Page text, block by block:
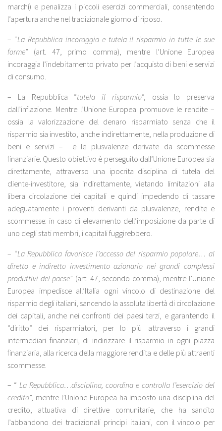
marchi) e penalizza i piccoli esercizi commerciali, consentendo
l’apertura anche nel tradizionale giorno di riposo.
– “La Repubblica incoraggia e tutela il risparmio in tutte le sue
forme” (art. 47, primo comma), mentre l’Unione Europea
incoraggia l’indebitamento privato per l’acquisto di beni e servizi
di consumo.
– La Repubblica “tutela il risparmio”, ossia lo preserva
dall’inflazione. Mentre l’Unione Europea promuove le rendite –
ossia la valorizzazione del denaro risparmiato senza che il
risparmio sia investito, anche indirettamente, nella produzione di
beni e servizi – e le plusvalenze derivate da scommesse
finanziarie. Questo obiettivo è perseguito dall’Unione Europea sia
direttamente, attraverso una ipocrita disciplina di tutela del
cliente-investitore, sia indirettamente, vietando limitazioni alla
libera circolazione dei capitali e quindi impedendo di tassare
adeguatamente i proventi derivanti da plusvalenze, rendite e
scommesse: in caso di elevamento dell’imposizione da parte di
uno degli stati membri, i capitali fuggirebbero.
– “La Repubblica favorisce l’accesso del risparmio popolare… al
diretto e indiretto investimento azionario nei grandi complessi
produttivi del paese” (art. 47, secondo comma), mentre l’Unione
Europea impedisce all’Italia ogni vincolo di destinazione del
risparmio degli italiani, sancendo la assoluta libertà di circolazione
dei capitali, anche nei confronti dei paesi terzi, e garantendo il
“diritto” dei risparmiatori, per lo più attraverso i grandi
intermediari finanziari, di indirizzare il risparmio in ogni piazza
finanziaria, alla ricerca della maggiore rendita e delle più attraenti
scommesse.
– “ La Repubblica…disciplina, coordina e controlla l’esercizio del
credito”, mentre l’Unione Europea ha imposto una disciplina del
credito, attuativa di direttive comunitarie, che ha sancito
l’abbandono dei tradizionali principi italiani, con il vincolo per